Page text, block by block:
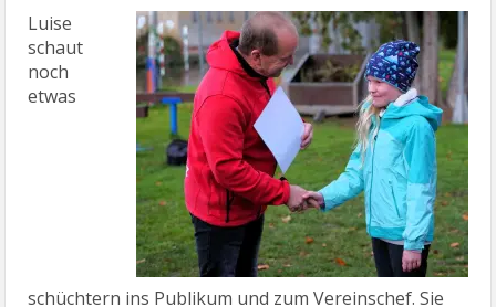
Luise
schaut
noch
etwas
schüchtern ins Publikum und zum Vereinschef. Sie